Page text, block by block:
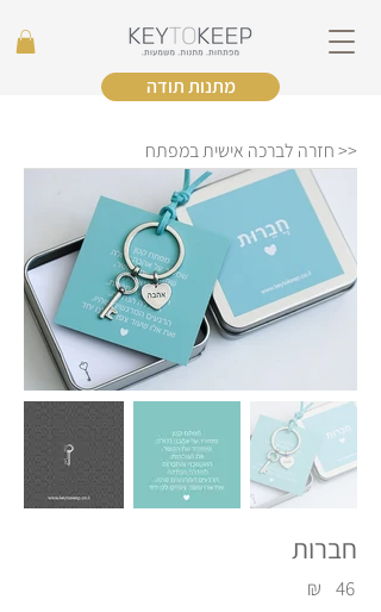
מתנות תודה
<< חזרה לברכה אישית במפתח
חברות
46
₪